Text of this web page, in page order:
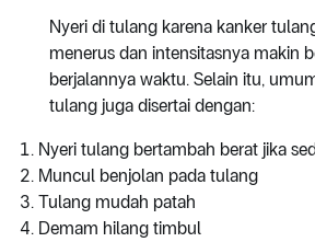
Nyeri di tulang karena kanker
menerus dan intensitasnya makin
berjalannya waktu. Selain itu,
tulang juga disertai dengan:
Nyeri tulang bertambah berat jika
Muncul benjolan pada tulang
Tulang mudah patah
Demam hilang timbul